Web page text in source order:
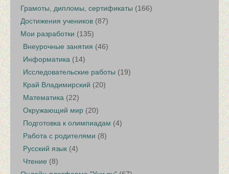
Грамоты, дипломы, сертификаты (166)
Достижения учеников (87)
Мои разработки (135)
Внеурочные занятия (46)
Информатика (14)
Исследовательские работы (19)
Край Владимирский (20)
Математика (22)
Окружающий мир (20)
Подготовка к олимпиадам (4)
Работа с родителями (8)
Русский язык (4)
Чтение (8)